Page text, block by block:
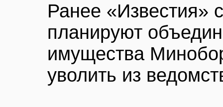
Ранее
планируют
имущества
уволить из